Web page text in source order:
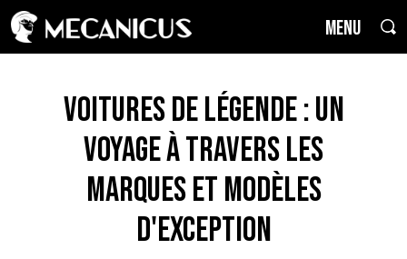
MENU
Voitures de Légende : un
voyage à travers les
marques et modèles
d'exception